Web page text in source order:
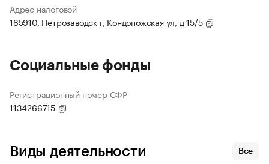
Адрес налоговой
185910, Петрозаводск г, Кондопожская ул, д 15/5
Социальные фонды
Регистрационный номер СФР
1134266715
Виды деятельности Все